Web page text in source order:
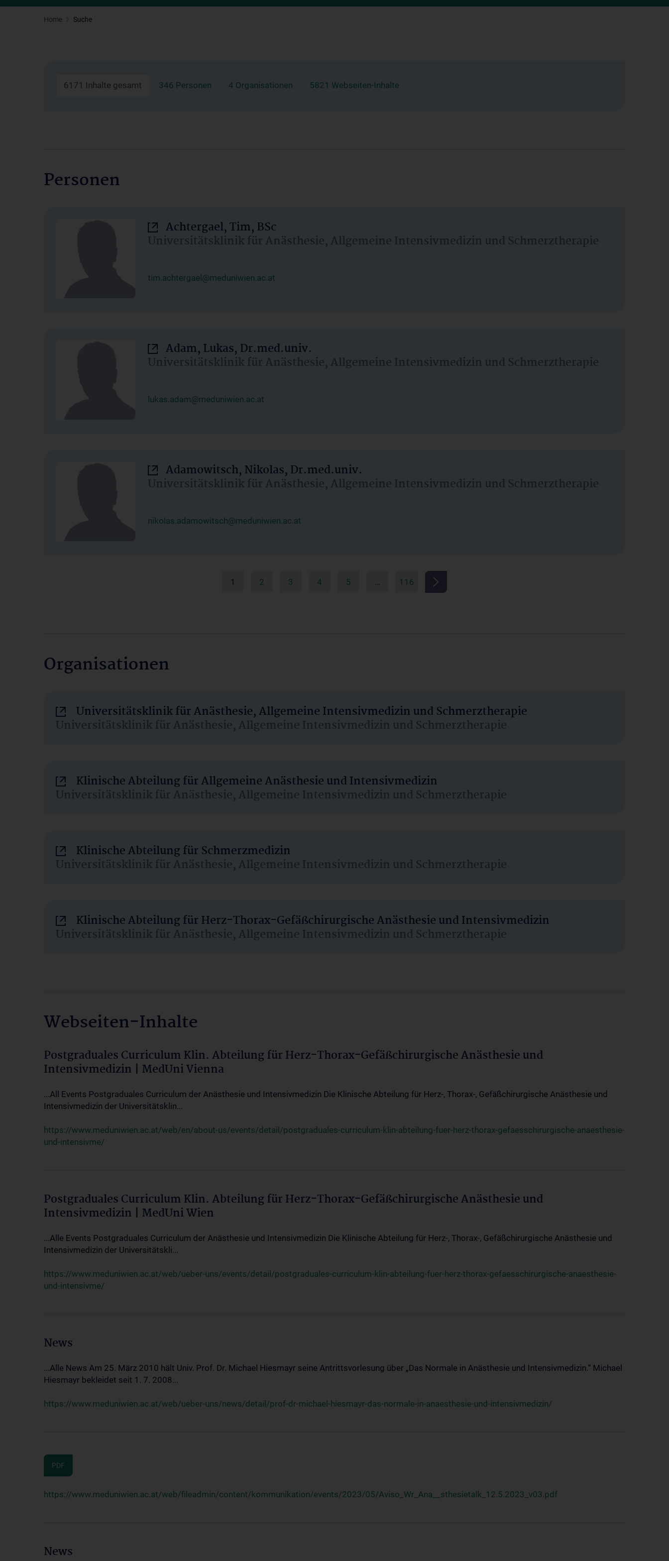
Home Suche
6171 Inhalte gesamt 346 Personen 4 Organisationen 5821 Webseiten-Inhalte
Personen
Achtergael, Tim, BSc
Universitätsklinik für Anästhesie, Allgemeine Intensivmedizin und Schmerztherapie
tim.achtergael@meduniwien.ac.at
Adam, Lukas, Dr.med.univ.
Universitätsklinik für Anästhesie, Allgemeine Intensivmedizin und Schmerztherapie
lukas.adam@meduniwien.ac.at
Adamowitsch, Nikolas, Dr.med.univ.
Universitätsklinik für Anästhesie, Allgemeine Intensivmedizin und Schmerztherapie
nikolas.adamowitsch@meduniwien.ac.at
1 2 3 4 5 … 116
Organisationen
Universitätsklinik für Anästhesie, Allgemeine Intensivmedizin und Schmerztherapie
Universitätsklinik für Anästhesie, Allgemeine Intensivmedizin und Schmerztherapie
Klinische Abteilung für Allgemeine Anästhesie und Intensivmedizin
Universitätsklinik für Anästhesie, Allgemeine Intensivmedizin und Schmerztherapie
Klinische Abteilung für Schmerzmedizin
Universitätsklinik für Anästhesie, Allgemeine Intensivmedizin und Schmerztherapie
Klinische Abteilung für Herz-Thorax-Gefäßchirurgische Anästhesie und Intensivmedizin
Universitätsklinik für Anästhesie, Allgemeine Intensivmedizin und Schmerztherapie
Webseiten-Inhalte
Postgraduales Curriculum Klin. Abteilung für Herz-Thorax-Gefäßchirurgische Anästhesie und
Intensivmedizin | MedUni Vienna
...All Events Postgraduales Curriculum der Anästhesie und Intensivmedizin Die Klinische Abteilung für Herz-, Thorax-, Gefäßchirurgische Anästhesie und
Intensivmedizin der Universitätsklin...
https://www.meduniwien.ac.at/web/en/about-us/events/detail/postgraduales-curriculum-klin-abteilung-fuer-herz-thorax-gefaesschirurgische-anaesthesie-
und-intensivme/
Postgraduales Curriculum Klin. Abteilung für Herz-Thorax-Gefäßchirurgische Anästhesie und
Intensivmedizin | MedUni Wien
...Alle Events Postgraduales Curriculum der Anästhesie und Intensivmedizin Die Klinische Abteilung für Herz-, Thorax-, Gefäßchirurgische Anästhesie und
Intensivmedizin der Universitätskli...
https://www.meduniwien.ac.at/web/ueber-uns/events/detail/postgraduales-curriculum-klin-abteilung-fuer-herz-thorax-gefaesschirurgische-anaesthesie-
und-intensivme/
News
...Alle News Am 25. März 2010 hält Univ. Prof. Dr. Michael Hiesmayr seine Antrittsvorlesung über „Das Normale in Anästhesie und Intensivmedizin.“ Michael
Hiesmayr bekleidet seit 1. 7. 2008...
https://www.meduniwien.ac.at/web/ueber-uns/news/detail/prof-dr-michael-hiesmayr-das-normale-in-anaesthesie-und-intensivmedizin/
PDF
https://www.meduniwien.ac.at/web/fileadmin/content/kommunikation/events/2023/05/Aviso_Wr_Ana__sthesietalk_12.5.2023_v03.pdf
News